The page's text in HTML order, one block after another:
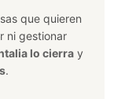
que quieren
ni gestionar
lo cierra y
.